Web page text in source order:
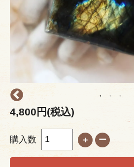
4,800円(税込)
購入数 ＋ ー